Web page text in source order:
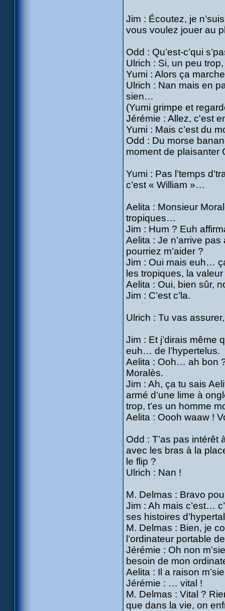
Jim : Écoutez, je
vous voulez jouer au
Odd : Qu’est-c’qui
Ulrich : Si, un peu
Yumi : Alors ça
Ulrich : Nan mais en
sien…
(Yumi grimpe et
Jérémie : Allez, c'est
Yumi : Mais c’est du
Odd : Du morse
moment de plaisanter
Yumi : Pas l’temps
c’est « William »…
Aelita : Monsieur
tropiques…
Jim : Hum ? Euh
Aelita : Je n’arrive
pourriez m’aider ?
Jim : Oui mais euh…
les tropiques, la
Aelita : Oui, bien sûr,
Jim : C’est c’la.
Ulrich : Tu vas
Jim : Et j’dirais même
euh… de l’hypertelus.
Aelita : Ooh… ah bon
Moralès.
Jim : Ah, ça tu sais
armé d’une lime à
trop, t’es un homme
Aelita : Oooh waaw !
Odd : T’as pas intérêt
avec les bras à la
le flip ?
Ulrich : Nan !
M. Delmas : Bravo
Jim : Ah mais c’est…
ses histoires
M. Delmas : Bien, je
l’ordinateur portable
Jérémie : Oh non
besoin de mon
Aelita : Il a raison
Jérémie : … vital !
M. Delmas : Vital ?
que dans la vie, on